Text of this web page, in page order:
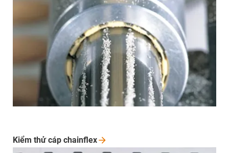
Kiểm thử cáp chainflex